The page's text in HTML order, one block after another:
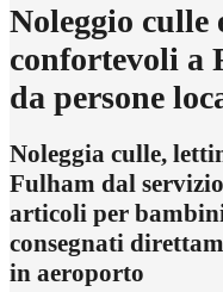
Noleggio culle
confortevoli a
da persone
Noleggia culle,
Fulham dal
articoli per
consegnati
in aeroporto